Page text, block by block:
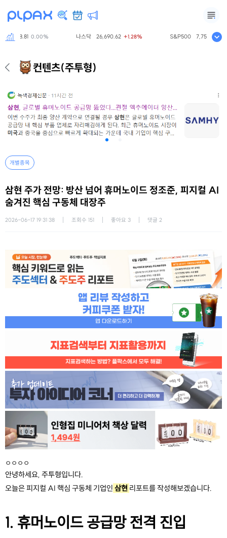
798.81 0.00% 나스닥 26,690.62 +1.28% S&P500 7,757.64
컨텐츠(주투형)
개별종목
삼현 주가 전망: 방산 넘어 휴머노이드 정조준, 피지컬 AI
숨겨진 핵심 구동체 대장주
2026-06-17 19:31:38 조회수 151 좋아요 3 댓글 2
ㅇㅇㅇㅇ
안녕하세요, 주투형입니다.
오늘은 피지컬 AI 핵심 구동체 기업인 삼현 리포트를 작성해보겠습니다.
1. 휴머노이드 공급망 전격 진입